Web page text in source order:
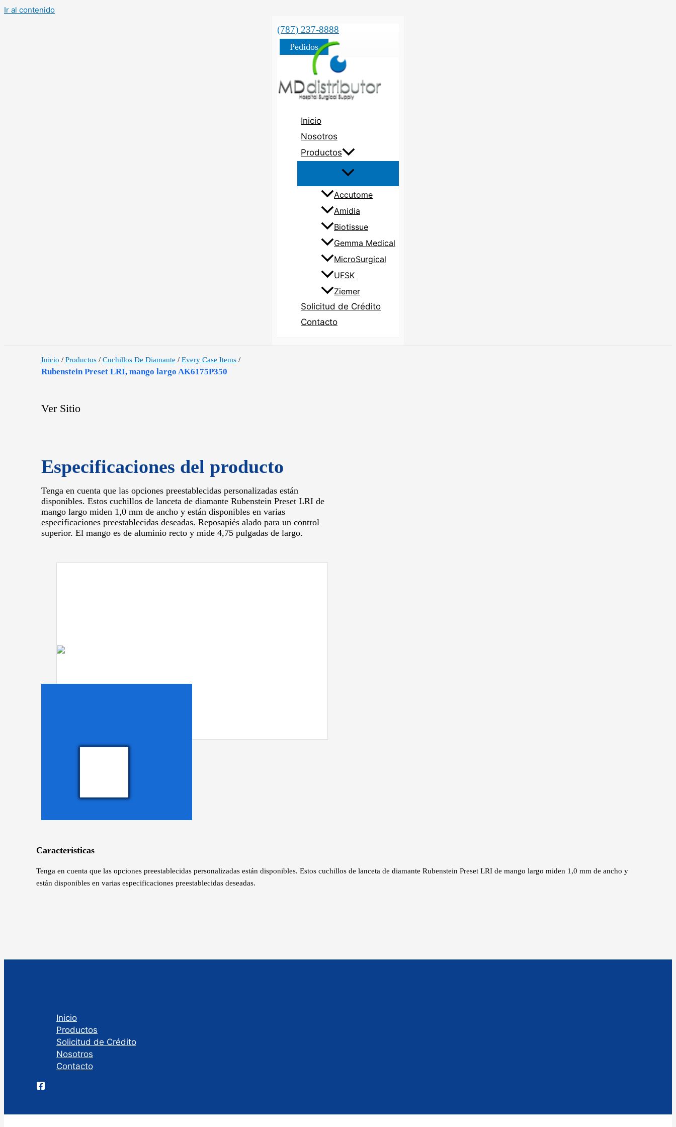
Ir al contenido
(787) 237-8888
Pedidos
Inicio
Nosotros
Productos
Accutome
Amidia
Biotissue
Gemma Medical
MicroSurgical
UFSK
Ziemer
Solicitud de Crédito
Contacto
Inicio / Productos / Cuchillos De Diamante / Every Case Items /
Rubenstein Preset LRI, mango largo AK6175P350
Ver Sitio
Especificaciones del producto
Tenga en cuenta que las opciones preestablecidas personalizadas están
disponibles. Estos cuchillos de lanceta de diamante Rubenstein Preset LRI de
mango largo miden 1,0 mm de ancho y están disponibles en varias
especificaciones preestablecidas deseadas. Reposapiés alado para un control
superior. El mango es de aluminio recto y mide 4,75 pulgadas de largo.
Características
Tenga en cuenta que las opciones preestablecidas personalizadas están disponibles. Estos cuchillos de lanceta de diamante Rubenstein Preset LRI de mango largo miden 1,0 mm de ancho y
están disponibles en varias especificaciones preestablecidas deseadas.
Inicio
Productos
Solicitud de Crédito
Nosotros
Contacto